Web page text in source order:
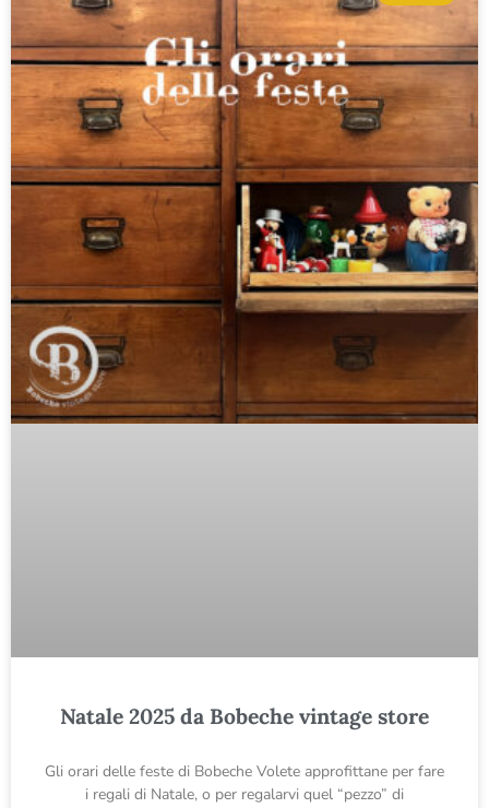
Natale 2025 da Bobeche vintage store
Gli orari delle feste di Bobeche Volete approfittane per fare
i regali di Natale, o per regalarvi quel “pezzo” di